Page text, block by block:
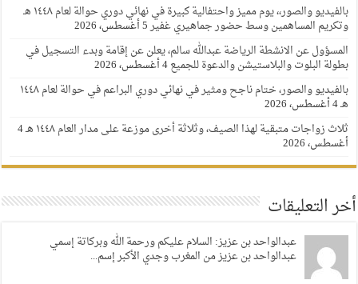
بالفيديو والصور،، يوم مميز واحتفالية كبيرة في نهائي دوري حوالة لعام ١٤٤٨ هـ
وتكريم المساهمين وسط حضور جماهيري غفير5 أغسطس، 2026
المسؤول عن الانشطة الرياضة عبدالله سالم، يعلن عن إقامة وبدء التسجيل في
بطولة البلوت والبلاستيشن والدعوة للجميع4 أغسطس، 2026
بالفيديو والصور، ختام ناجح ومثير في نهائي دوري البراعم في حوالة لعام ١٤٤٨
هـ4 أغسطس، 2026
ثلاث زواجات متبقية لهذا الصيف، وثلاثة أخرى موزعة على مدار العام ١٤٤٨ هـ
4
أغسطس، 2026
أخر التعليقات
عبدالواحد بن عزيز: السلام عليكم ورحمة الله وبركاتة إسمي
عبدالواحد بن عزيز من المغرب وجدي الأكبر إسم...